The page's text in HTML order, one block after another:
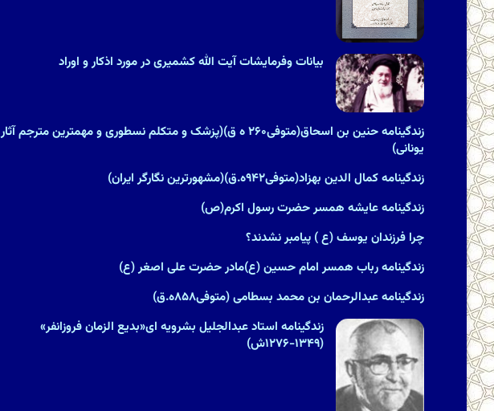
بیانات وفرمایشات آیت الله کشمیری در مورد اذکار و اوراد
زندگینامه حنین بن اسحاق(متوفی۲۶۰ ه ق)(پزشک و متکلم نسطورى و مهمترین مترجم آثار
یونانى)
زندگینامه کمال الدین بهزاد(متوفی۹۴۲ه.ق)(مشهورترین نگارگر ایران)
زندگینامه عایشه همسر حضرت رسول اکرم(ص)
چرا فرزندان یوسف (ع ) پیامبر نشدند؟
زندگینامه رباب همسر امام حسین (ع)مادر حضرت علی اصغر (ع)
زندگینامه عبدالرحمان بن محمد بسطامی (متوفی۸۵۸ه.ق)
زندگینامه استاد عبدالجلیل بشرویه ای«بدیع الزمان فروزانفر»
(۱۳۴۹-۱۲۷۶ش)